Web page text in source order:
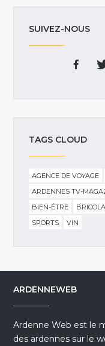
SUIVEZ-NOUS
TAGS CLOUD
AGENCE DE VOYAGE
ARDENNES TV-
BIEN-ÊTRE
SPORTS
VIN
ARDENNEWEB
Ardenne Web est le
des ardennes sur le